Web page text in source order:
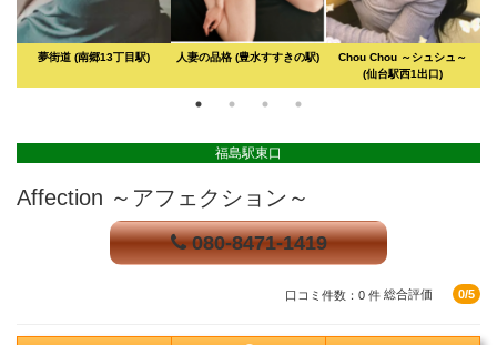
夢街道(南郷13丁目駅) 人妻の品格(豊水すすきの駅)
Chou Chou ～シュシュ～
(仙台駅西1出口)
福島駅東口
Affection ～アフェクション～
080-8471-1419
口コミ件数：0 件 総合評価 0/5